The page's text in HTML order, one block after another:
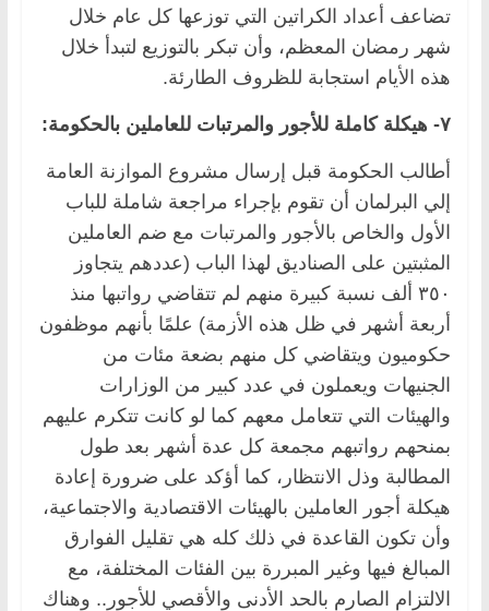
تضاعف أعداد الكراتين التي توزعها كل عام خلال
شهر رمضان المعظم، وأن تبكر بالتوزيع لتبدأ خلال
هذه الأيام استجابة للظروف الطارئة.
٧- هيكلة كاملة للأجور والمرتبات للعاملين بالحكومة:
أطالب الحكومة قبل إرسال مشروع الموازنة العامة
إلي البرلمان أن تقوم بإجراء مراجعة شاملة للباب
الأول والخاص بالأجور والمرتبات مع ضم العاملين
المثبتين على الصناديق لهذا الباب (عددهم يتجاوز
٣٥٠ ألف نسبة كبيرة منهم لم تتقاضي رواتبها منذ
أربعة أشهر في ظل هذه الأزمة) علمًا بأنهم موظفون
حكوميون ويتقاضي كل منهم بضعة مئات من
الجنيهات ويعملون في عدد كبير من الوزارات
والهيئات التي تتعامل معهم كما لو كانت تتكرم عليهم
بمنحهم رواتبهم مجمعة كل عدة أشهر بعد طول
المطالبة وذل الانتظار، كما أؤكد على ضرورة إعادة
هيكلة أجور العاملين بالهيئات الاقتصادية والاجتماعية،
وأن تكون القاعدة في ذلك كله هي تقليل الفوارق
المبالغ فيها وغير المبررة بين الفئات المختلفة، مع
الالتزام الصارم بالحد الأدنى والأقصي للأجور.. وهناك